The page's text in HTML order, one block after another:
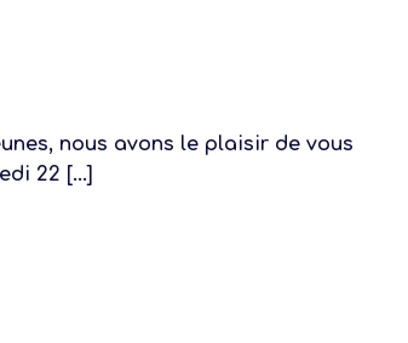
nous avons le plaisir de vous
22 [...]